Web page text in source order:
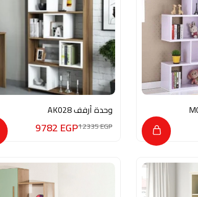
وحدة أرفف AK028
12335EGP
9782EGP